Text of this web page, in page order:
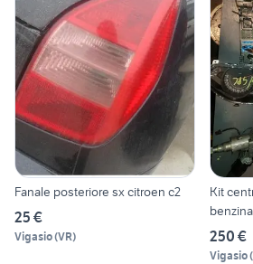
Fanale posteriore sx citroen c2
25 €
Vigasio(VR)
Kit
benzina
250 €
Vigasio(